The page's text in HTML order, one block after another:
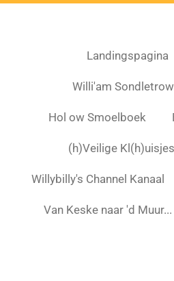
Landingspagina
Willi'am
Hol ow Smoelboek
(h)Veilige
Willybilly's Channel Kanaal
Van Keske naar 'd Muur...